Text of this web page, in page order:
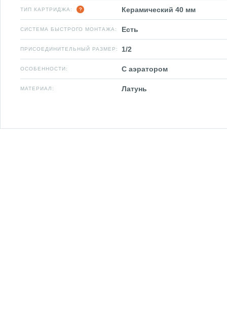
ТИП КАРТРИДЖА: Керамический 40 мм
СИСТЕМА БЫСТРОГО МОНТАЖА: Есть
ПРИСОЕДИНИТЕЛЬНЫЙ РАЗМЕР: 1/2
ОСОБЕННОСТИ: С аэратором
МАТЕРИАЛ: Латунь